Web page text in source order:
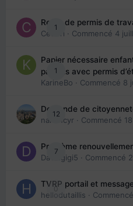
1
Refus de permis de
Cedbri · Commencé 4
1
Papier nécessaire
parents avec permis
KarineBo · Commencé 8
12
Demande de
nanancyr · Commencé
7
Problème
Davidgigi5 · Commencé
0
TVRP portail et
hellodutaillis · Commencé